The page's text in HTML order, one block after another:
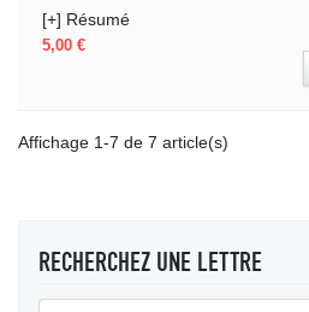
[+] Résumé
Prix
5,00 €
Affichage 1-7 de 7 article(s)
RECHERCHEZ UNE LETTRE